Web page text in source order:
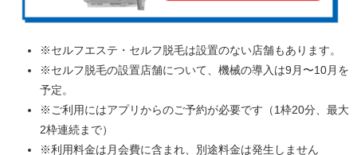
※セルフエステ・セルフ脱毛は設置のない店舗もあります。
※セルフ脱毛の設置店舗について、機械の導入は9月〜10月を
予定。
※ご利用にはアプリからのご予約が必要です（1枠20分、最大
2枠連続まで）
※利用料金は月会費に含まれ、別途料金は発生しません